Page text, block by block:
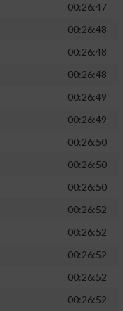
00:26:47
00:26:48
00:26:48
00:26:48
00:26:49
00:26:49
00:26:50
00:26:50
00:26:50
00:26:52
00:26:52
00:26:52
00:26:52
00:26:52